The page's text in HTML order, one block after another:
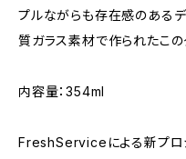
プルながらも存在感のあるデ
質ガラス素材で作られたこの
内容量：354ml
FreshServiceによる新プロ